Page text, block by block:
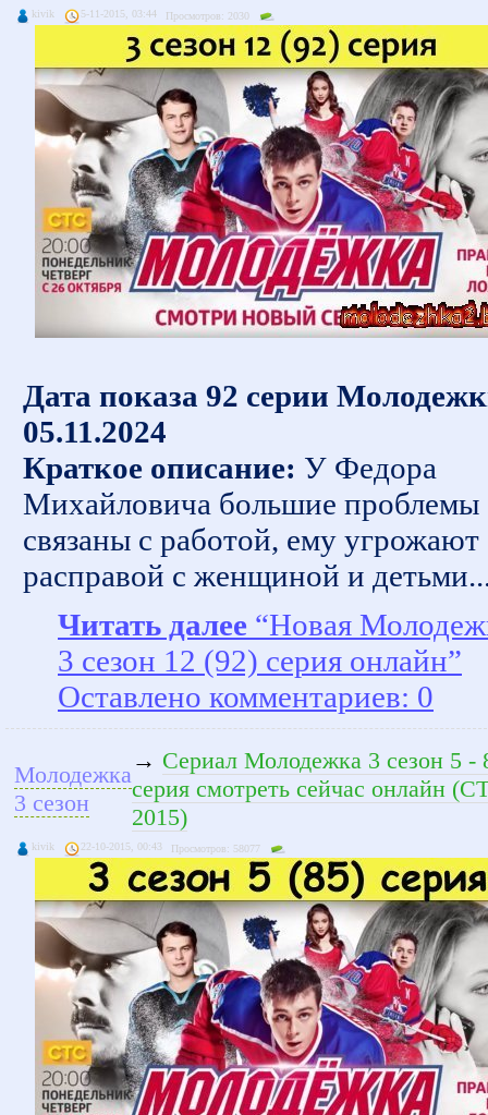
kivik 5-11-2015, 03:44 Просмотров: 2030
Дата показа 92 серии
05.11.2024
Краткое описание: У Федора
Михайловича большие проблемы
связаны с работой, ему угрожают
расправой с женщиной и
Читать далее “Новая
3 сезон 12 (92) серия онлайн”
Оставлено комментариев: 0
Молодежка
3 сезон
→ Сериал Молодежка 3 сезон 5 -
серия смотреть сейчас онлайн
2015)
kivik 22-10-2015, 00:43 Просмотров: 58077